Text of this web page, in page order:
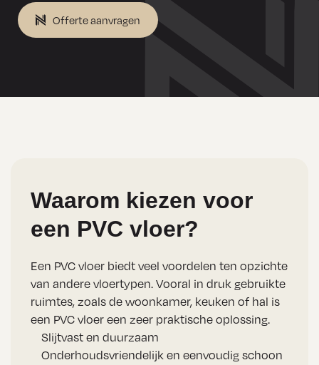
Offerte aanvragen
Waarom kiezen voor
een PVC vloer?
Een PVC vloer biedt veel voordelen ten opzichte
van andere vloertypen. Vooral in druk gebruikte
ruimtes, zoals de woonkamer, keuken of hal is
een PVC vloer een zeer praktische oplossing.
Slijtvast en duurzaam
Onderhoudsvriendelijk en eenvoudig schoon